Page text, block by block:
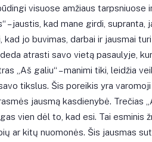
visuose amžiaus tarpsniuose
jaustis, kad mane girdi, supranta,
jo buvimas, darbai ir jausmai
atrasti savo vietą pasaulyje,
„Aš galiu“ – manimi tiki, leidžia
tikslus. Šis poreikis yra varomoji
jausmą kasdienybė. Trečias
vien dėl to, kad esi. Tai esminis
ar kitų nuomonės. Šis jausmas